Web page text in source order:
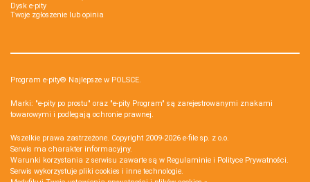
Dysk e-pity
Twoje zgłoszenie lub opinia
Program e-pity® Najlepsze w POLSCE.
Marki: "e-pity po prostu" oraz "e-pity Program" są zarejestrowanymi znakami
towarowymi i podlegają ochronie prawnej.
Wszelkie prawa zastrzeżone. Copyright 2009-2026 e-file sp. z o.o.
Serwis ma charakter informacyjny.
Warunki korzystania z serwisu zawarte są w Regulaminie i Polityce Prywatności.
Serwis wykorzystuje pliki cookies i inne technologie.